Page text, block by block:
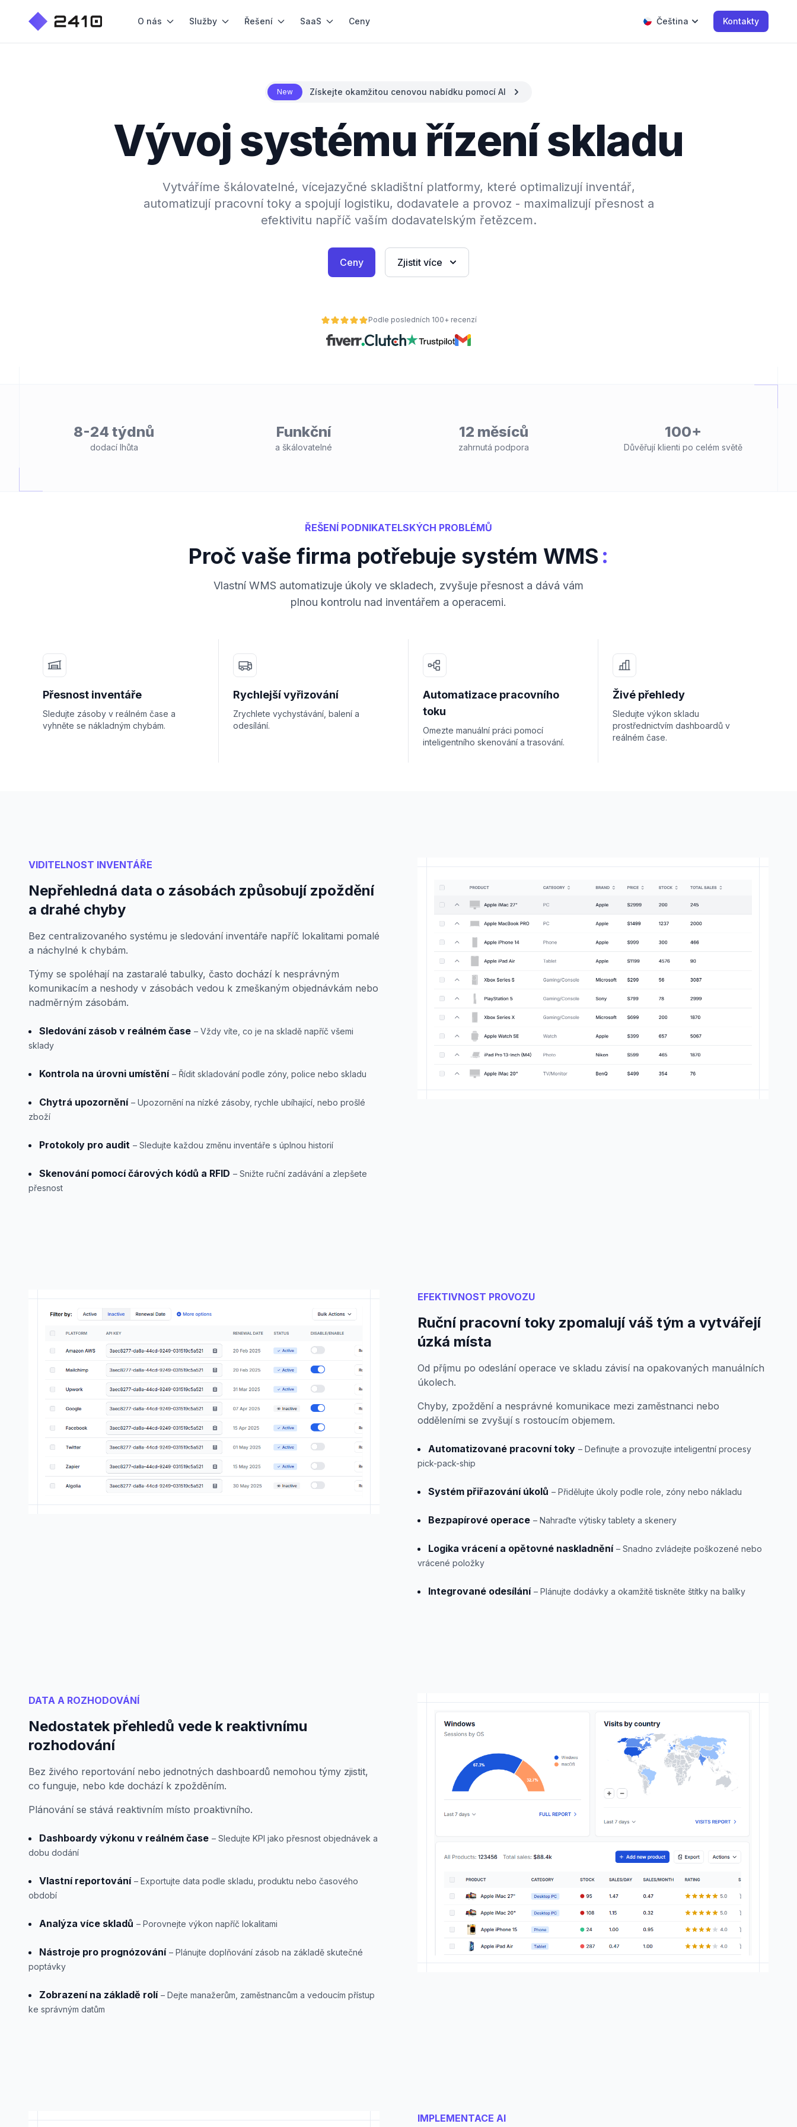
O nás Služby Řešení SaaS Ceny Čeština Kontakty
New Získejte okamžitou cenovou nabídku pomocí AI
Vývoj systému řízení skladu
Vytváříme škálovatelné, vícejazyčné skladištní platformy, které optimalizují inventář,
automatizují pracovní toky a spojují logistiku, dodavatele a provoz - maximalizují přesnost a
efektivitu napříč vaším dodavatelským řetězcem.
Ceny Zjistit více
Podle posledních 100+ recenzí
8-24 týdnů
dodací lhůta
Funkční
a škálovatelné
12 měsíců
zahrnutá podpora
100+
Důvěřují klienti po celém světě
ŘEŠENÍ PODNIKATELSKÝCH PROBLÉMŮ
Proč vaše firma potřebuje systém WMS :
Vlastní WMS automatizuje úkoly ve skladech, zvyšuje přesnost a dává vám
plnou kontrolu nad inventářem a operacemi.
Přesnost inventáře
Sledujte zásoby v reálném čase a
vyhněte se nákladným chybám.
Rychlejší vyřizování
Zrychlete vychystávání, balení a
odesílání.
Automatizace pracovního
toku
Omezte manuální práci pomocí
inteligentního skenování a trasování.
Živé přehledy
Sledujte výkon skladu
prostřednictvím dashboardů v
reálném čase.
VIDITELNOST INVENTÁŘE
Nepřehledná data o zásobách způsobují zpoždění
a drahé chyby
Bez centralizovaného systému je sledování inventáře napříč lokalitami pomalé
a náchylné k chybám.
Týmy se spoléhají na zastaralé tabulky, často dochází k nesprávným
komunikacím a neshody v zásobách vedou k zmeškaným objednávkám nebo
nadměrným zásobám.
Sledování zásob v reálném čase – Vždy víte, co je na skladě napříč všemi
sklady
Kontrola na úrovni umístění – Řídit skladování podle zóny, police nebo skladu
Chytrá upozornění – Upozornění na nízké zásoby, rychle ubíhající, nebo prošlé
zboží
Protokoly pro audit – Sledujte každou změnu inventáře s úplnou historií
Skenování pomocí čárových kódů a RFID – Snižte ruční zadávání a zlepšete
přesnost
EFEKTIVNOST PROVOZU
Ruční pracovní toky zpomalují váš tým a vytvářejí
úzká místa
Od příjmu po odeslání operace ve skladu závisí na opakovaných manuálních
úkolech.
Chyby, zpoždění a nesprávné komunikace mezi zaměstnanci nebo
odděleními se zvyšují s rostoucím objemem.
Automatizované pracovní toky – Definujte a provozujte inteligentní procesy
pick-pack-ship
Systém přiřazování úkolů – Přidělujte úkoly podle role, zóny nebo nákladu
Bezpapírové operace – Nahraďte výtisky tablety a skenery
Logika vrácení a opětovné naskladnění – Snadno zvládejte poškozené nebo
vrácené položky
Integrované odesílání – Plánujte dodávky a okamžitě tiskněte štítky na balíky
DATA A ROZHODOVÁNÍ
Nedostatek přehledů vede k reaktivnímu
rozhodování
Bez živého reportování nebo jednotných dashboardů nemohou týmy zjistit,
co funguje, nebo kde dochází k zpožděním.
Plánování se stává reaktivním místo proaktivního.
Dashboardy výkonu v reálném čase – Sledujte KPI jako přesnost objednávek a
dobu dodání
Vlastní reportování – Exportujte data podle skladu, produktu nebo časového
období
Analýza více skladů – Porovnejte výkon napříč lokalitami
Nástroje pro prognózování – Plánujte doplňování zásob na základě skutečné
poptávky
Zobrazení na základě rolí – Dejte manažerům, zaměstnancům a vedoucím přístup
ke správným datům
IMPLEMENTACE AI